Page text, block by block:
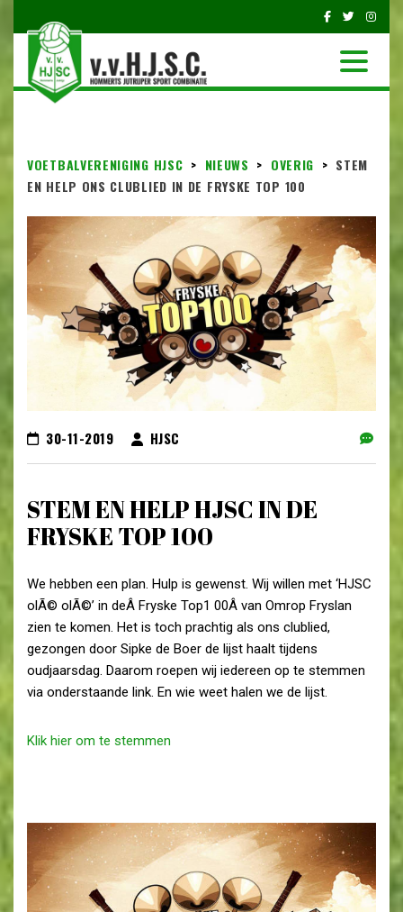
VOETBALVERENIGING HJSC > NIEUWS > OVERIG > STEM
EN HELP ONS CLUBLIED IN DE FRYSKE TOP 100
30-11-2019 HJSC
STEM EN HELP HJSC IN DE
FRYSKE TOP 100
We hebben een plan. Hulp is gewenst. Wij willen met ‘HJSC
olÃ© olÃ©’ in deÂ Fryske Top1 00Â van Omrop Fryslan
zien te komen. Het is toch prachtig als ons clublied,
gezongen door Sipke de Boer de lijst haalt tijdens
oudjaarsdag. Daarom roepen wij iedereen op te stemmen
via onderstaande link. En wie weet halen we de lijst.
Klik hier om te stemmen